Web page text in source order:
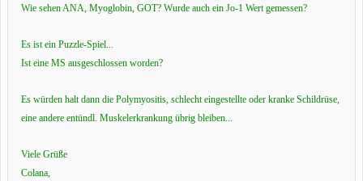
Wie sehen ANA, Myoglobin, GOT? Wurde auch ein Jo-1 Wert gemessen?
Es ist ein Puzzle-Spiel...
Ist eine MS ausgeschlossen worden?
Es würden halt dann die Polymyositis, schlecht eingestellte oder kranke Schildrüse,
eine andere entündl. Muskelerkrankung übrig bleiben...
Viele Grüße
Colana,